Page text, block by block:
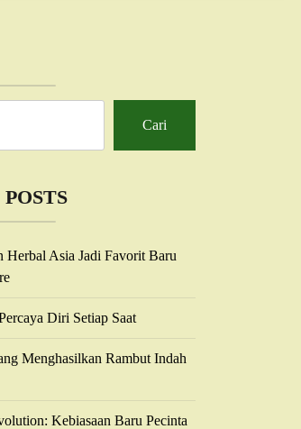
Cari
Herbal Asia Jadi Favorit Baru
Diri Setiap Saat
Menghasilkan Rambut Indah
Kebiasaan Baru Pecinta